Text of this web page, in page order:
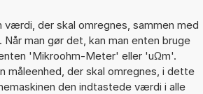
der skal omregnes, sammen med
man gør det, kan man enten bruge
'Mikroohm-Meter' eller 'uΩm'.
måleenhed, der skal omregnes, i dette
den indtastede værdi i alle